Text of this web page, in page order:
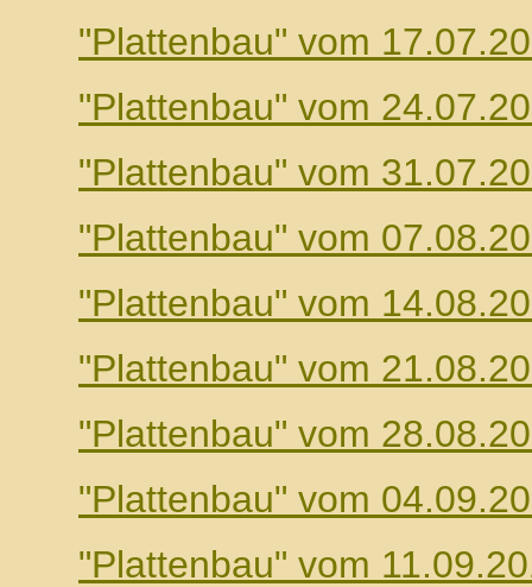
"Plattenbau" vom
"Plattenbau" vom
"Plattenbau" vom
"Plattenbau" vom
"Plattenbau" vom
"Plattenbau" vom
"Plattenbau" vom
"Plattenbau" vom
"Plattenbau" vom